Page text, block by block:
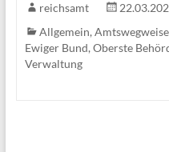
reichsamt
Allgemein,
Ewiger Bund, Oberste
Verwaltung